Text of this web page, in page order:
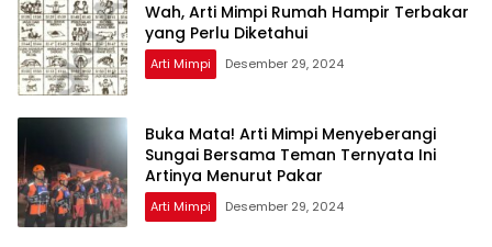
Wah, Arti Mimpi Rumah Hampir Terbakar
yang Perlu Diketahui
Arti Mimpi Desember 29, 2024
Buka Mata! Arti Mimpi Menyeberangi
Sungai Bersama Teman Ternyata Ini
Artinya Menurut Pakar
Arti Mimpi Desember 29, 2024